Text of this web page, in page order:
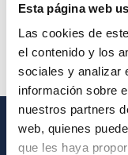
Esta página web
Las cookies de
el contenido y los
sociales y analizar
información sobre
nuestros partners
web, quienes
que les haya
INFORMACIÓN GENERAL